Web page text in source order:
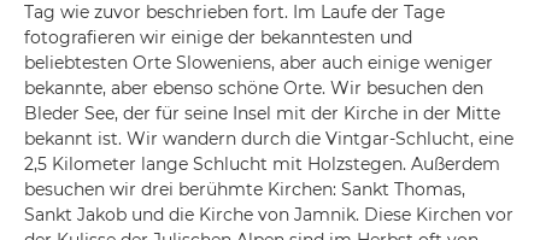
Tag wie zuvor beschrieben fort. Im Laufe der Tage
fotografieren wir einige der bekanntesten und
beliebtesten Orte Sloweniens, aber auch einige weniger
bekannte, aber ebenso schöne Orte. Wir besuchen den
Bleder See, der für seine Insel mit der Kirche in der Mitte
bekannt ist. Wir wandern durch die Vintgar-Schlucht, eine
2,5 Kilometer lange Schlucht mit Holzstegen. Außerdem
besuchen wir drei berühmte Kirchen: Sankt Thomas,
Sankt Jakob und die Kirche von Jamnik. Diese Kirchen vor